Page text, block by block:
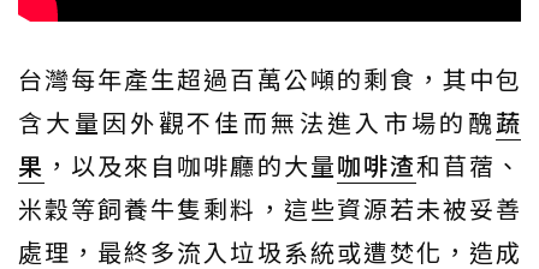
台灣每年產生超過百萬公噸的剩食，其中包
含大量因外觀不佳而無法進入市場的醜蔬
果 ，以及來自咖啡廳的大量咖啡渣和苜蓿、
米穀等飼養牛隻剩料，這些資源若未被妥善
處理，最終多流入垃圾系統或遭焚化，造成